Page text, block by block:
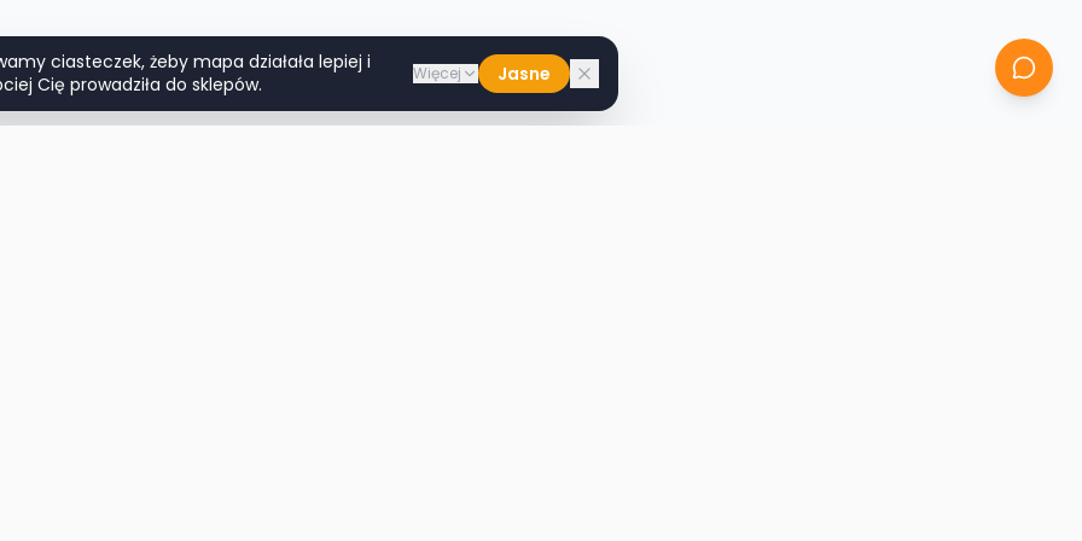
ciasteczek, żeby mapa działała lepiej i
Cię prowadziła do sklepów.
Więcej Jasne